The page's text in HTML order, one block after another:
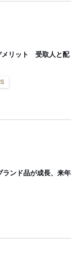
メリット 受取人と配
ンド品が成長、来年